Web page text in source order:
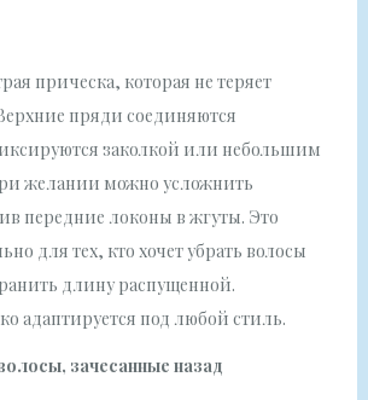
прическа, которая не теряет
пряди соединяются
заколкой или небольшим
желании можно усложнить
передние локоны в жгуты. Это
для тех, кто хочет убрать волосы
длину распущенной.
адаптируется под любой стиль.
зачесанные назад